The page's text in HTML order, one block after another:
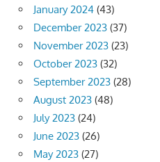
January 2024 (43)
December 2023 (37)
November 2023 (23)
October 2023 (32)
September 2023 (28)
August 2023 (48)
July 2023 (24)
June 2023 (26)
May 2023 (27)